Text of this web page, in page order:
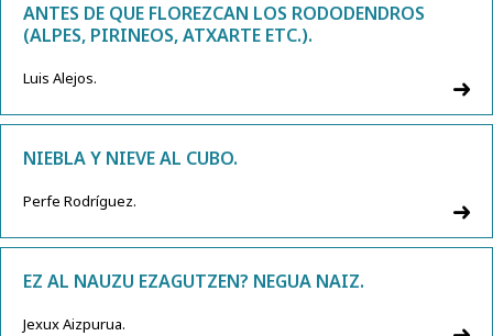
ANTES DE QUE FLOREZCAN LOS RODODENDROS
(ALPES, PIRINEOS, ATXARTE ETC.).
Luis Alejos.
NIEBLA Y NIEVE AL CUBO.
Perfe Rodríguez.
EZ AL NAUZU EZAGUTZEN? NEGUA NAIZ.
Jexux Aizpurua.